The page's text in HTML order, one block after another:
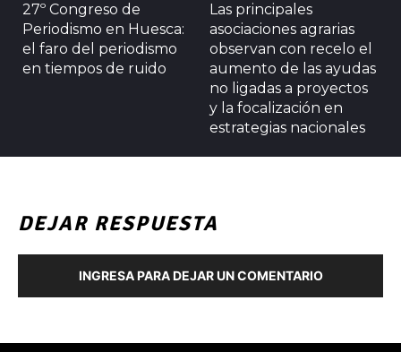
27º Congreso de
Periodismo en Huesca:
el faro del periodismo
en tiempos de ruido
Las principales
asociaciones agrarias
observan con recelo el
aumento de las ayudas
no ligadas a proyectos
y la focalización en
estrategias nacionales
DEJAR RESPUESTA
INGRESA PARA DEJAR UN COMENTARIO